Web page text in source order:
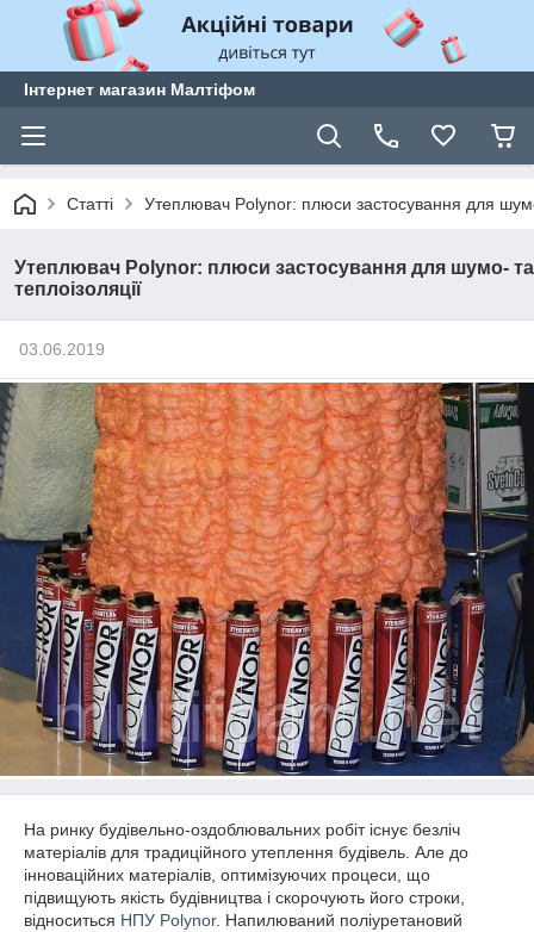
Інтернет магазин Малтіфом
Статті Утеплювач Polynor: плюси застосування для
Утеплювач Polynor: плюси застосування для шумо- та
теплоізоляції
03.06.2019
На ринку будівельно-оздоблювальних робіт існує безліч
матеріалів для традиційного утеплення будівель. Але до
інноваційних матеріалів, оптимізуючих процеси, що
підвищують якість будівництва і скорочують його строки,
відноситься НПУ Polynor. Напилюваний поліуретановий